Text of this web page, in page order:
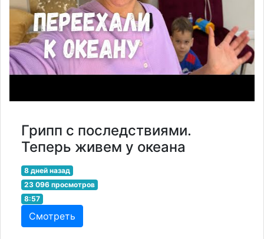
Грипп с последствиями.
Теперь живем у океана
8 дней назад
23 096 просмотров
8:57
Смотреть